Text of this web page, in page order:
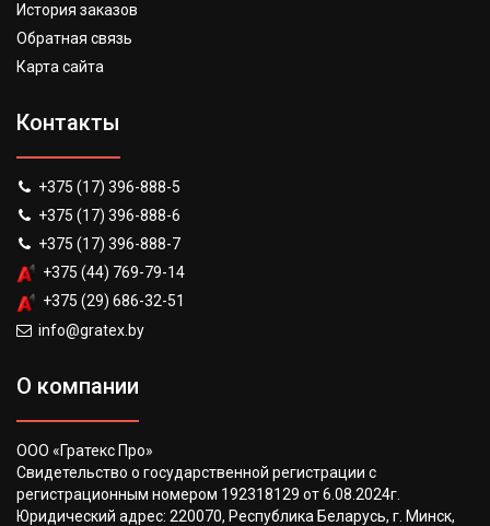
История заказов
Обратная связь
Карта сайта
Контакты
+375 (17) 396-888-5
+375 (17) 396-888-6
+375 (17) 396-888-7
+375 (44) 769-79-14
+375 (29) 686-32-51
info@gratex.by
О компании
ООО «Гратекс Про»
Свидетельство о государственной регистрации с
регистрационным номером 192318129 от 6.08.2024г.
Юридический адрес: 220070, Республика Беларусь, г. Минск,